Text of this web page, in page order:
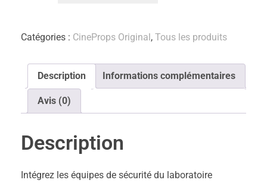
Catégories : CineProps Original, Tous les produits
Description Informations complémentaires
Avis (0)
Description
Intégrez les équipes de sécurité du laboratoire